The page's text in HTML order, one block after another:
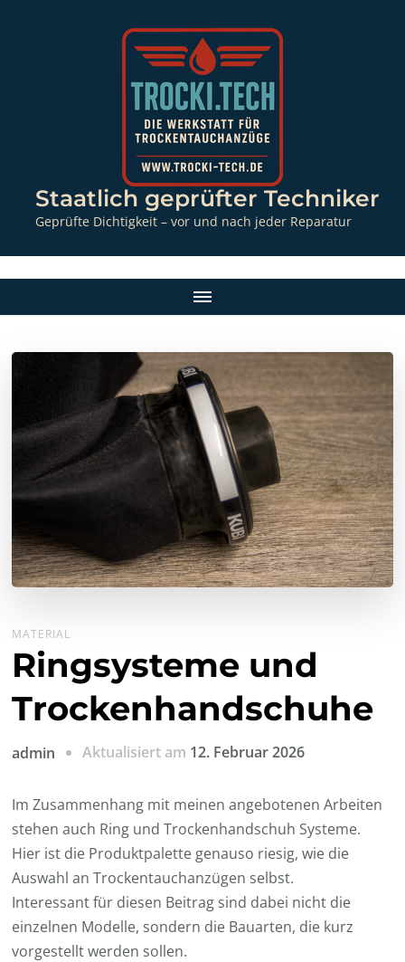
Staatlich geprüfter Techniker
Geprüfte Dichtigkeit – vor und nach jeder Reparatur
MATERIAL
Ringsysteme und
Trockenhandschuhe
admin Aktualisiert am 12. Februar 2026
Im Zusammenhang mit meinen angebotenen Arbeiten
stehen auch Ring und Trockenhandschuh Systeme.
Hier ist die Produktpalette genauso riesig, wie die
Auswahl an Trockentauchanzügen selbst.
Interessant für diesen Beitrag sind dabei nicht die
einzelnen Modelle, sondern die Bauarten, die kurz
vorgestellt werden sollen.